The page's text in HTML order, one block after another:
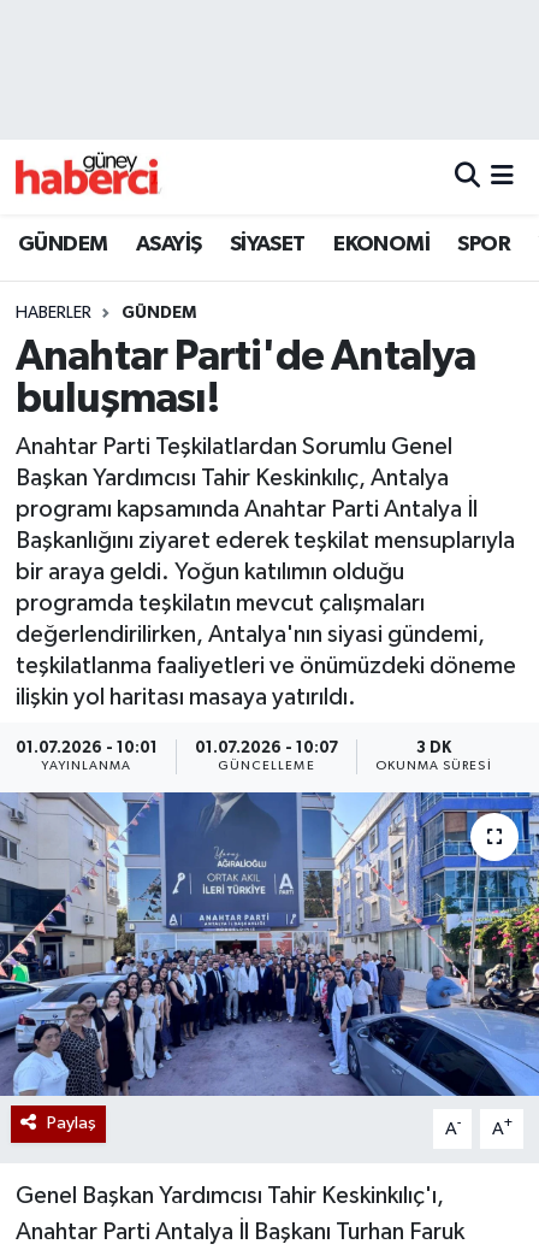
GÜNDEM ASAYİŞ SİYASET EKONOMİ SPOR
HABERLER GÜNDEM
Anahtar Parti'de Antalya
buluşması!
Anahtar Parti Teşkilatlardan Sorumlu Genel
Başkan Yardımcısı Tahir Keskinkılıç, Antalya
programı kapsamında Anahtar Parti Antalya İl
Başkanlığını ziyaret ederek teşkilat mensuplarıyla
bir araya geldi. Yoğun katılımın olduğu
programda teşkilatın mevcut çalışmaları
değerlendirilirken, Antalya'nın siyasi gündemi,
teşkilatlanma faaliyetleri ve önümüzdeki döneme
ilişkin yol haritası masaya yatırıldı.
01.07.2026 - 10:01
YAYINLANMA
01.07.2026 - 10:07
GÜNCELLEME
3 DK
OKUNMA SÜRESI
Paylaş A- A+
Genel Başkan Yardımcısı Tahir Keskinkılıç'ı,
Anahtar Parti Antalya İl Başkanı Turhan Faruk
Beyoğlu Trafik Yoğunluk Haritası
Son Dakika Haberleri
Haber Arşivi